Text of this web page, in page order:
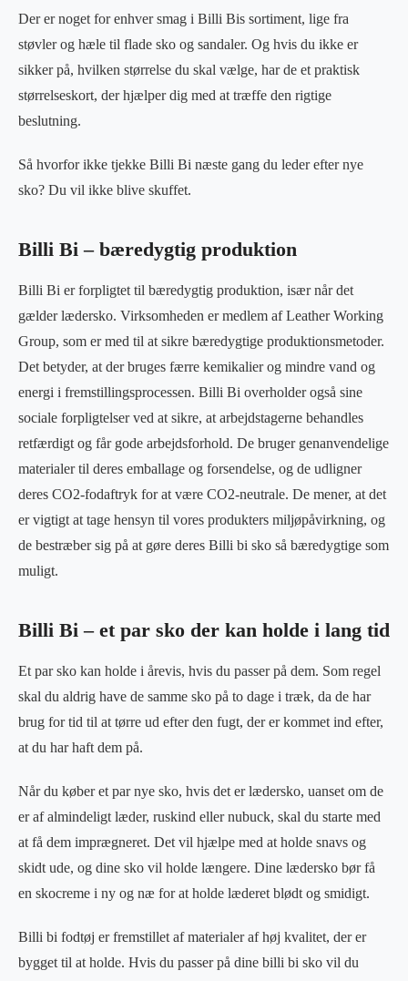
Der er noget for enhver smag i Billi Bis sortiment, lige fra
støvler og hæle til flade sko og sandaler. Og hvis du ikke er
sikker på, hvilken størrelse du skal vælge, har de et praktisk
størrelseskort, der hjælper dig med at træffe den rigtige
beslutning.
Så hvorfor ikke tjekke Billi Bi næste gang du leder efter nye
sko? Du vil ikke blive skuffet.
Billi Bi – bæredygtig produktion
Billi Bi er forpligtet til bæredygtig produktion, især når det
gælder lædersko. Virksomheden er medlem af Leather Working
Group, som er med til at sikre bæredygtige produktionsmetoder.
Det betyder, at der bruges færre kemikalier og mindre vand og
energi i fremstillingsprocessen. Billi Bi overholder også sine
sociale forpligtelser ved at sikre, at arbejdstagerne behandles
retfærdigt og får gode arbejdsforhold. De bruger genanvendelige
materialer til deres emballage og forsendelse, og de udligner
deres CO2-fodaftryk for at være CO2-neutrale. De mener, at det
er vigtigt at tage hensyn til vores produkters miljøpåvirkning, og
de bestræber sig på at gøre deres Billi bi sko så bæredygtige som
muligt.
Billi Bi – et par sko der kan holde i lang tid
Et par sko kan holde i årevis, hvis du passer på dem. Som regel
skal du aldrig have de samme sko på to dage i træk, da de har
brug for tid til at tørre ud efter den fugt, der er kommet ind efter,
at du har haft dem på.
Når du køber et par nye sko, hvis det er lædersko, uanset om de
er af almindeligt læder, ruskind eller nubuck, skal du starte med
at få dem imprægneret. Det vil hjælpe med at holde snavs og
skidt ude, og dine sko vil holde længere. Dine lædersko bør få
en skocreme i ny og næ for at holde læderet blødt og smidigt.
Billi bi fodtøj er fremstillet af materialer af høj kvalitet, der er
bygget til at holde. Hvis du passer på dine billi bi sko vil du